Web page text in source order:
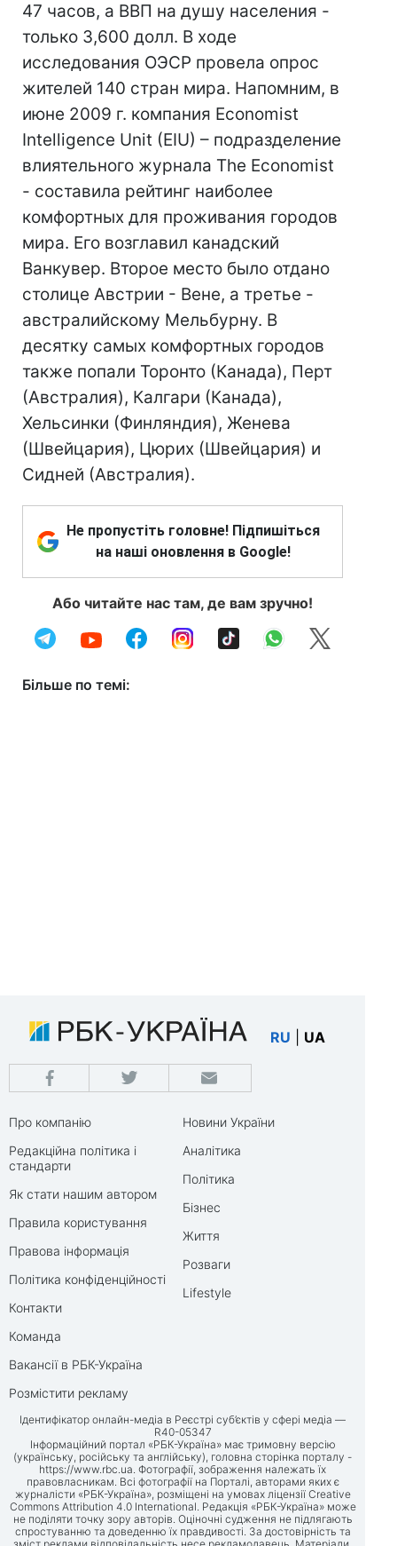
47 часов, а ВВП на душу населения -
только 3,600 долл. В ходе
исследования ОЭСР провела опрос
жителей 140 стран мира. Напомним, в
июне 2009 г. компания Economist
Intelligence Unit (EIU) – подразделение
влиятельного журнала The Economist
- составила рейтинг наиболее
комфортных для проживания городов
мира. Его возглавил канадский
Ванкувер. Второе место было отдано
столице Австрии - Вене, а третье -
австралийскому Мельбурну. В
десятку самых комфортных городов
также попали Торонто (Канада), Перт
(Австралия), Калгари (Канада),
Хельсинки (Финляндия), Женева
(Швейцария), Цюрих (Швейцария) и
Сидней (Австралия).
Не пропустіть головне! Підпишіться
на наші оновлення в Google!
Або читайте нас там, де вам зручно!
Більше по темі:
RU UA
Про компанію
Редакційна політика і
стандарти
Як стати нашим автором
Правила користування
Правова інформація
Політика конфіденційності
Контакти
Команда
Вакансії в РБК-Україна
Розмістити рекламу
Новини України
Аналітика
Політика
Бізнес
Життя
Розваги
Lifestyle
Ідентифікатор онлайн-медіа в Реєстрі суб’єктів у сфері медіа —
R40-05347
Інформаційний портал «РБК-Україна» має тримовну версію
(українську, російську та англійську), головна сторінка порталу -
https://www.rbc.ua. Фотографії, зображення належать їх
правовласникам. Всі фотографії на Порталі, авторами яких є
журналісти «РБК-Україна», розміщені на умовах ліцензії Creative
Commons Attribution 4.0 International. Редакція «РБК-Україна» може
не поділяти точку зору авторів. Оціночні судження не підлягають
спростуванню та доведенню їх правдивості. За достовірність та